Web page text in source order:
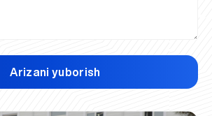
Arizani yuborish